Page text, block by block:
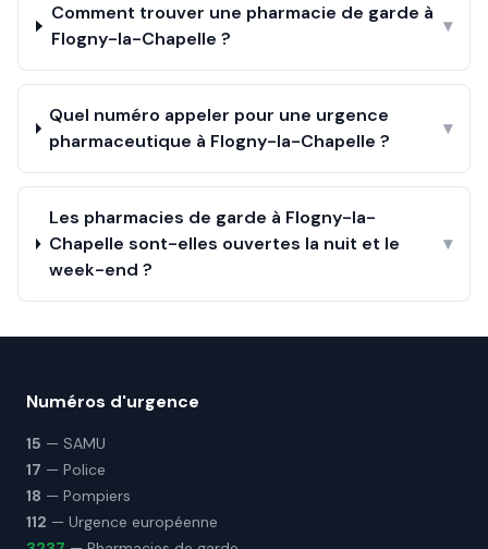
Comment trouver une pharmacie de garde à
Flogny-la-Chapelle ?
▾
Quel numéro appeler pour une urgence
pharmaceutique à Flogny-la-Chapelle ?
▾
Les pharmacies de garde à Flogny-la-
Chapelle sont-elles ouvertes la nuit et le
week-end ?
▾
Numéros d'urgence
15 — SAMU
17 — Police
18 — Pompiers
112 — Urgence européenne